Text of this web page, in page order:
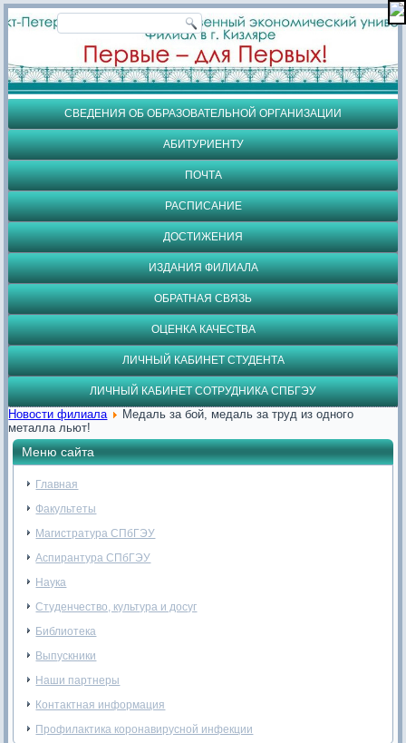
СВЕДЕНИЯ ОБ ОБРАЗОВАТЕЛЬНОЙ ОРГАНИЗАЦИИ
АБИТУРИЕНТУ
ПОЧТА
РАСПИСАНИЕ
ДОСТИЖЕНИЯ
ИЗДАНИЯ ФИЛИАЛА
ОБРАТНАЯ СВЯЗЬ
ОЦЕНКА КАЧЕСТВА
ЛИЧНЫЙ КАБИНЕТ СТУДЕНТА
ЛИЧНЫЙ КАБИНЕТ СОТРУДНИКА СПБГЭУ
Новости филиала
Медаль за бой, медаль за труд из одного
металла льют!
Меню сайта
Главная
Факультеты
Магистратура СПбГЭУ
Аспирантура СПбГЭУ
Наука
Студенчество, культура и досуг
Библиотека
Выпускники
Наши партнеры
Контактная информация
Профилактика коронавирусной инфекции